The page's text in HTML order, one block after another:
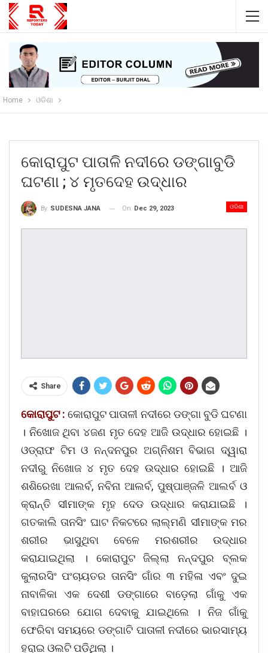
Home ଓଡିଶା
କୋରାପୁଟ ପାତାଳି ନଦୀରେ ଡଙ୍ଗାବୁଡି
ଘଟଣା ; ୪ ମୃତଦେହ ଉଦ୍ଧାର
ଓଡିଶା
By SUDESNA JANA On Dec 29, 2023
Share
କୋରାପୁଟ : କୋରାପୁଟ ପାତାଳୀ ନଦୀରେ ଡଙ୍ଗା ବୁଡି ଘଟଣା
। ନିଖୋଜ ଥିବା ୪ଜଣ ମୃତ ଦେହ ଆଜି ଉଦ୍ଧାର ହୋଇଛି ।
ଓଡ୍ରାଫ ଟିମ ଓ ନନ୍ଦନପୁର ଅଗ୍ନିଶମ ବିଭାଗ ଦ୍ୱାରା
ନଦୀରୁ ନିଖୋଜ ୪ ମୃତ ଦେହ ଉଦ୍ଧାର ହୋଇଛି । ଆଜି
ଶଶିରେଖା ଆଲର୍ବ, ନବିନା ଆଲର୍ବ, ପୁଷ୍ପାଞ୍ଜଳି ଆଲର୍ବ ଓ
କ୍ରାନ୍ତି ସୀମାଙ୍କ ମୃହ ଦେଡ ଉଦ୍ଧାର କରାଯାଇଛି ।
ଗତକାଲି ତାନସିଂ ଘାଟ ନିକଟରେ ଲାଲ୍ମଣି ସୀମାଙ୍କ ମର
ଶରୀର ଭାସୁଥିବା ବେଳେ ମରଶରୀର ଉଦ୍ଧାର
କରାଯାଇଥିଲା । କୋରାପୁଟ ଜିଲ୍ଲା ନନ୍ଦପୁର ବ୍ଲକ
କୁଲାରସିଂ ପଂଚାୟତର ତାନସିଂ ଗାଁର ୩ ମହିଳା ଏବଂ ଦୁଇ
ନାବାଳିକା ଏକ ଦେଶୀ ଡଙ୍ଗାରେ ବାଡ଼େଲା ଗାଁକୁ ଏକ
ବାହାଘରରେ ଯୋଗ ଦେବାକୁ ଯାଇଥିଲେ । ନିଜ ଗାଁକୁ
ଫେରିବା ସମୟରେ ଡଙ୍ଗାଟି ପାତାଳୀ ନଦୀରେ ଭାରସାମ୍ୟ
ହରାଇ ଓଲଟି ପଡ଼ିଥିଲା ।